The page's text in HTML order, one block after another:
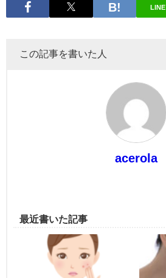
LINE
この記事を書いた人
acerola
最近書いた記事